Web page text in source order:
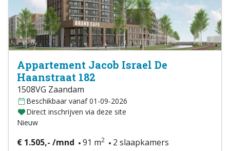
Appartement Jacob Israel De
Haanstraat 182
1508VG Zaandam
Beschikbaar vanaf 01-09-2026
Direct inschrijven via deze site
Nieuw
€ 1.505,- /mnd 91 m2 2 slaapkamers